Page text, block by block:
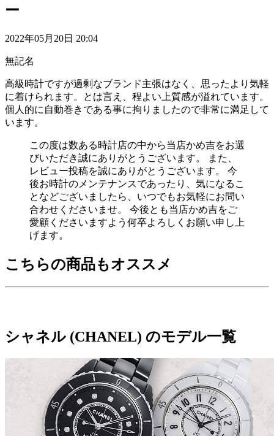
ー
2022年05月20日 20:04
無記名
高級時計ですが過剰なブランド主張はなく、思ったより気軽
に着けられます。とは言え、程よい上質感が溢れています。
個人的に自動巻きである事に拘りましたので非常に満足して
います。
この度は数ある時計店の中から当店かめ吉をお選
びいただき誠にありがとうございます。 また、
レビュー投稿を誠にありがとうございます。 今
後お時計のメンテナンスであったり、気になるこ
となどございましたら、いつでもお気軽にお問い
合わせくださいませ。 今後とも当店かめ吉をご
愛顧くださいますよう何卒よろしくお願い申し上
げます。
こちらの商品もオススメ
シャネル (CHANEL) のモデル一覧